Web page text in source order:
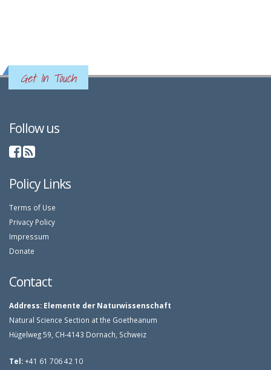
Get In Touch
Follow us
Policy Links
Terms of Use
Privacy Policy
Impressum
Donate
Contact
Address: Elemente der Naturwissenschaft
Natural Science Section at the Goetheanum
Hügelweg 59, CH-4143 Dornach, Schweiz
Tel:+41 61 706 42 10